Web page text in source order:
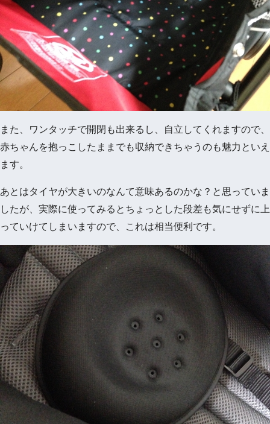
また、ワンタッチで開閉も出来るし、自立してくれますので、
赤ちゃんを抱っこしたままでも収納できちゃうのも魅力といえ
ます。
あとはタイヤが大きいのなんて意味あるのかな？と思っていま
したが、実際に使ってみるとちょっとした段差も気にせずに上
っていけてしまいますので、これは相当便利です。